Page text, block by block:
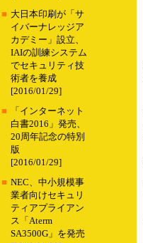
■ 大日本印刷が「サ
イバーナレッジア
カデミー」設立、
IAIの訓練システム
でセキュリティ技
術者を養成
[2016/01/29]
■
「インターネット
白書2016」発売、
20周年記念の特別
版
[2016/01/29]
■ NEC、中小規模事
業者向けセキュリ
ティアプライアン
ス「Aterm
SA3500G」を発売